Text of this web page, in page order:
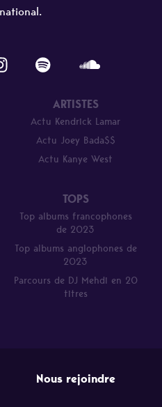
ARTISTES
Actu Kendrick Lamar
Actu Joey Bada$$
Actu Kanye West
TOPS
Top albums francophones
de 2023
Top albums anglophones de
2023
Parcours de DJ Mehdi en 20
titres
Nous rejoindre